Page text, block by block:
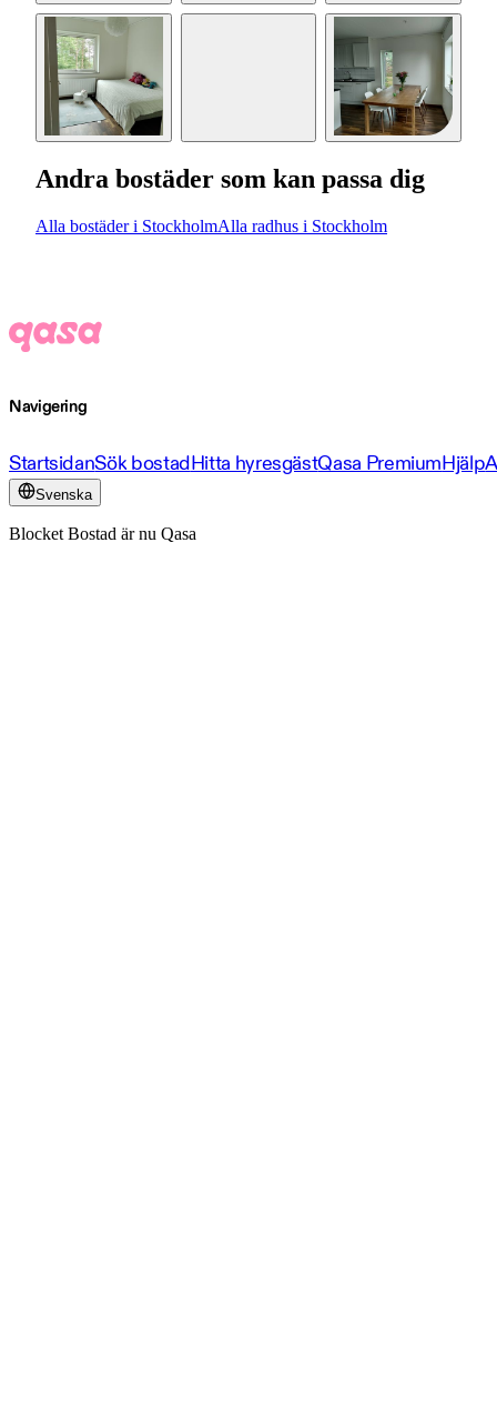
Andra bostäder som kan passa dig
Alla bostäder i StockholmAlla radhus i Stockholm
Navigering
StartsidanSök bostadHitta hyresgästQasa PremiumHjälp
Svenska
Blocket Bostad är nu Qasa